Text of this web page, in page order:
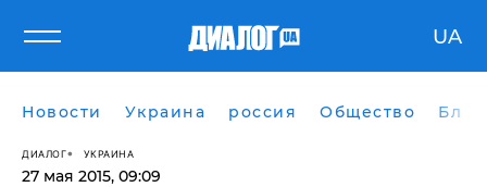
UA
Новости Украина россия Общество
ДИАЛОГ УКРАИНА
27 мая 2015, 09:09